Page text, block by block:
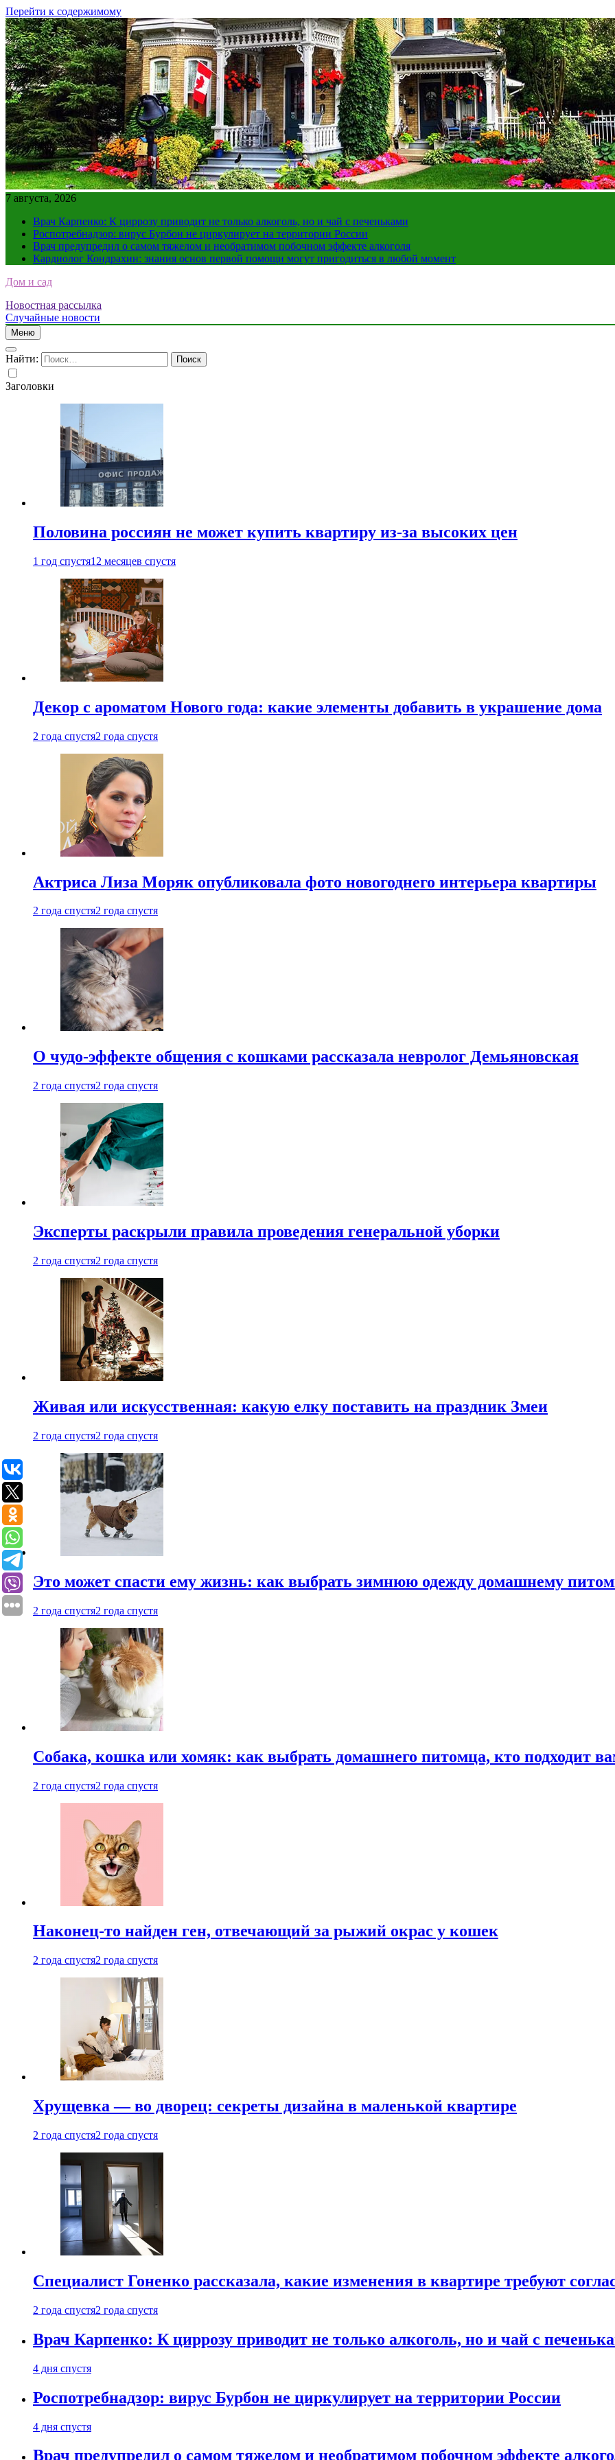
Перейти к содержимому
7 августа, 2026
Врач Карпенко: К циррозу приводит не только алкоголь, но и чай с печеньками
Роспотребнадзор: вирус Бурбон не циркулирует на территории России
Врач предупредил о самом тяжелом и необратимом побочном эффекте алкоголя
Кардиолог Кондрахин: знания основ первой помощи могут пригодиться в любой момент
Дом и сад
Новостная рассылка
Случайные новости
Меню
Найти:
Заголовки
Половина россиян не может купить квартиру из-за высоких цен
1 год спустя12 месяцев спустя
Декор с ароматом Нового года: какие элементы добавить в украшение дома
2 года спустя2 года спустя
Актриса Лиза Моряк опубликовала фото новогоднего интерьера квартиры
2 года спустя2 года спустя
О чудо-эффекте общения с кошками рассказала невролог Демьяновская
2 года спустя2 года спустя
Эксперты раскрыли правила проведения генеральной уборки
2 года спустя2 года спустя
Живая или искусственная: какую елку поставить на праздник Змеи
2 года спустя2 года спустя
Это может спасти ему жизнь: как выбрать зимнюю одежду домашнему
2 года спустя2 года спустя
Собака, кошка или хомяк: как выбрать домашнего питомца, кто подходит
2 года спустя2 года спустя
Наконец-то найден ген, отвечающий за рыжий окрас у кошек
2 года спустя2 года спустя
Хрущевка — во дворец: секреты дизайна в маленькой квартире
2 года спустя2 года спустя
Специалист Гоненко рассказала, какие изменения в квартире требуют
2 года спустя2 года спустя
Врач Карпенко: К циррозу приводит не только алкоголь, но и чай с
4 дня спустя
Роспотребнадзор: вирус Бурбон не циркулирует на территории России
4 дня спустя
Врач предупредил о самом тяжелом и необратимом побочном эффекте